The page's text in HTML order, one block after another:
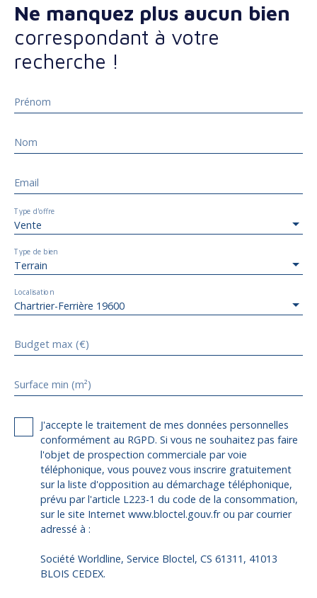
Ne manquez plus aucun bien
correspondant à votre
recherche !
Prénom
Nom
Email
Vente
Type d'offre
Terrain
Type de bien
Chartrier-Ferrière 19600
Localisation
Budget max (€)
Surface min (m²)
J'accepte le traitement de mes données personnelles
conformément au RGPD. Si vous ne souhaitez pas faire
l'objet de prospection commerciale par voie
téléphonique, vous pouvez vous inscrire gratuitement
sur la liste d'opposition au démarchage téléphonique,
prévu par l'article L223-1 du code de la consommation,
sur le site Internet www.bloctel.gouv.fr ou par courrier
adressé à :
Société Worldline, Service Bloctel, CS 61311, 41013
BLOIS CEDEX.